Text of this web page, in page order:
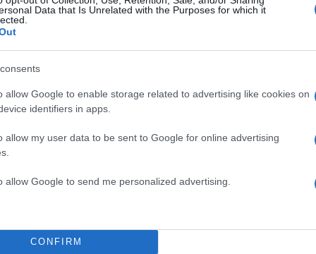
Data that Is Unrelated with the Purposes for which it
allow Google to enable storage related to advertising like cookies on
identifiers in apps.
allow my user data to be sent to Google for online advertising
allow Google to send me personalized advertising.
CONFIRM
της μελέτης
την
να παραδεχθούν πως
παχυσαρκίας ή,
για το τι σημαίνει
TOP